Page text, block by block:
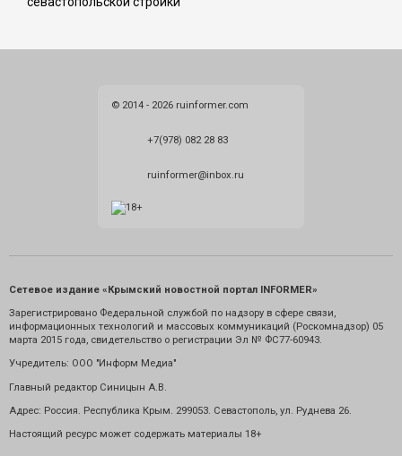
© 2014 - 2026 ruinformer.com
+7(978) 082 28 83
ruinformer@inbox.ru
Сетевое издание «Крымский новостной портал INFORMER»
Зарегистрировано Федеральной службой по надзору в сфере связи,
информационных технологий и массовых коммуникаций (Роскомнадзор) 05
марта 2015 года, свидетельство о регистрации Эл № ФС77-60943.
Учредитель: ООО "Информ Медиа"
Главный редактор Синицын А.В.
Адрес: Россия. Республика Крым. 299053. Севастополь, ул. Руднева 26.
Настоящий ресурс может содержать материалы 18+